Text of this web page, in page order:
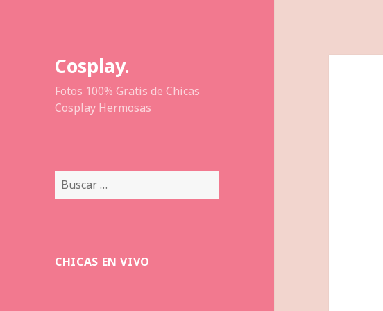
Cosplay.
Fotos 100% Gratis de Chicas
Cosplay Hermosas
Buscar:
CHICAS EN VIVO